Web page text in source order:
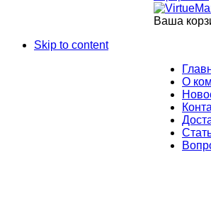
Ваша
Skip to content
О